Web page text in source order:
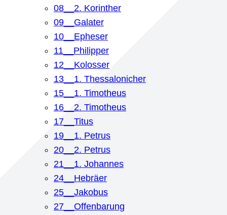
08__2. Korinther
09__Galater
10__Epheser
11__Philipper
12__Kolosser
13__1. Thessalonicher
15__1. Timotheus
16__2. Timotheus
17__Titus
19__1. Petrus
20__2. Petrus
21__1. Johannes
24__Hebräer
25__Jakobus
27__Offenbarung